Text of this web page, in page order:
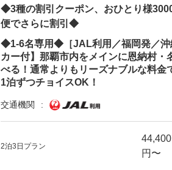
◆3種の割引クーポン、おひとり様
便でさらに割引◆
◆1-6名専用◆［JAL利用／福岡発／沖
カー付】那覇市内をメインに恩納村・
べる！通常よりもリーズナブルな料金
1泊ずつチョイスOK！
交通機関
2泊3日プラン
44,400
円〜